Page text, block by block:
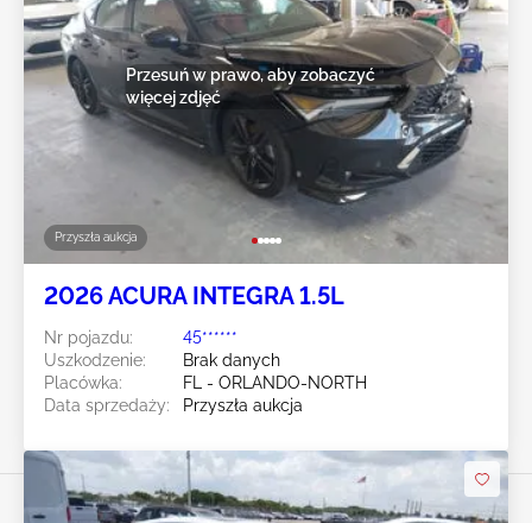
Przyszła aukcja
Przesuń w prawo, aby zobaczyć
więcej zdjęć
2026 ACURA INTEGRA 1.5L
Nr pojazdu:
45******
Uszkodzenie:
Brak danych
Placówka:
FL - ORLANDO-NORTH
Data sprzedaży:
Przyszła aukcja